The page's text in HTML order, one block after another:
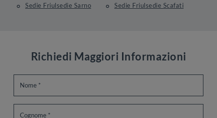
Sedie Friulsedie Sarno Sedie Friulsedie Scafati
Richiedi Maggiori Informazioni